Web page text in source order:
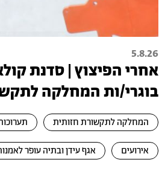
5.8.26
אחרי הפיצוץ | סדנת
בוגרי/ות המחלקה
המחלקה לתקשורת חזותית
אירועים אגף עידן ובתיה עופר